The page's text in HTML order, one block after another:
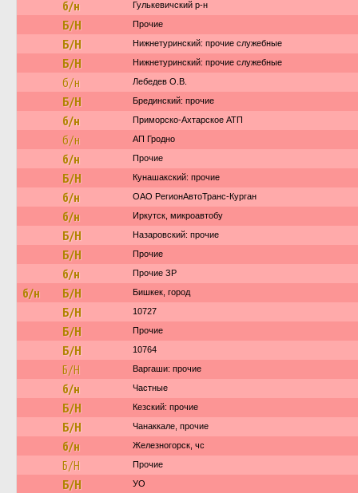
б/н Гулькевичский р-н
Б/Н Прочие
Б/Н Нижнетуринский: прочие служебные
Б/Н Нижнетуринский: прочие служебные
б/н Лебедев О.В.
Б/Н Брединский: прочие
б/н Приморско-Ахтарское АТП
б/н АП Гродно
б/н Прочие
Б/Н Кунашакский: прочие
б/н ОАО РегионАвтоТранс-Курган
б/н Иркутск, микроавтобу
Б/Н Назаровский: прочие
Б/Н Прочие
б/н Прочие ЗР
б/н Б/Н Бишкек, город
Б/Н 10727
Б/Н Прочие
Б/Н 10764
Б/Н Варгаши: прочие
б/н Частные
Б/Н Кезский: прочие
Б/Н Чанаккале, прочие
б/н Железногорск, чс
Б/Н Прочие
Б/Н УО